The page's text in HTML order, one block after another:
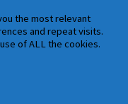
the most relevant
and repeat visits.
of ALL the cookies.